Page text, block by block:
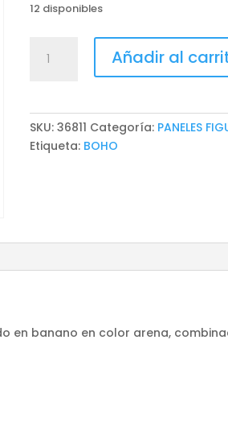
12 disponibles
DECORATIVO
Añadir al
SKU:36811 Categoría: PANELES
Etiqueta: BOHO
en banano en color arena,